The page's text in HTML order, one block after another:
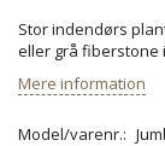
Stor indendørs
eller grå fiberstone
Mere information
Model/varenr.: